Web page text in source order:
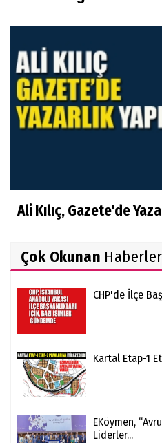
Ali Kılıç, Gazete'de
Çok Okunan Haberler
CHP'de İlçe
Kartal Etap-1
EKöymen,
Liderler...